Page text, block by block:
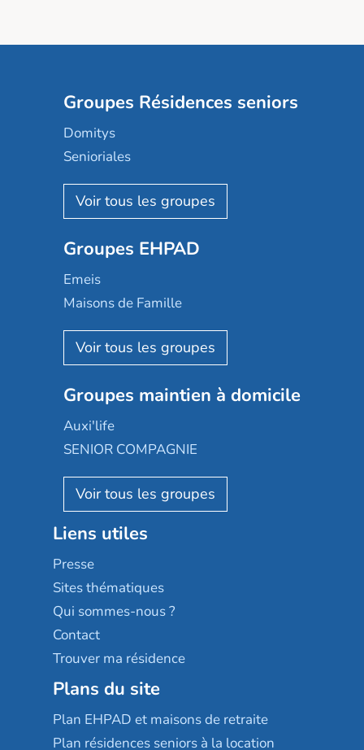
Groupes Résidences seniors
Domitys
Senioriales
Nohée
Les Résidentiels
Mobicap
Domusvi
Happy Senior
Aquarelia
Nexity edenea
Les jardins d'Arcadie
Occitalia
Appartseniors
Reseda
Stella management
Les villages d'or
Sérénys
Résidences services Villa Médicis
Groupes EHPAD
Emeis
Maisons de Famille
Korian
Emera
Groupe SOS
Le Noble Âge
Almage
Résidalya
Groupe aplus
Groupes maintien à domicile
Auxi'life
SENIOR COMPAGNIE
AGE D'OR Services
Liens utiles
Presse
Sites thématiques
Qui sommes-nous ?
Contact
Trouver ma résidence
Plans du site
Plan EHPAD et maisons de retraite
Plan résidences seniors à la location